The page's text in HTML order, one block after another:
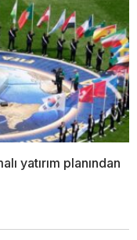
yatırım planından